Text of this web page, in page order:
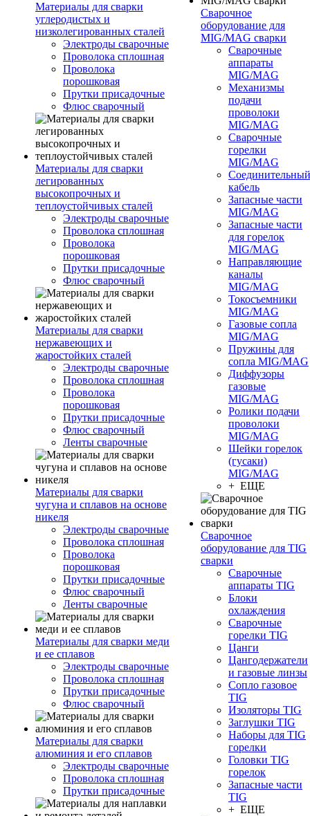
Материалы для сварки
углеродистых и
низколегированных сталей
Электроды сварочные
Проволока сплошная
Проволока
порошковая
Прутки присадочные
Флюс сварочный
Материалы для сварки
легированных
высокопрочных и
теплоустойчивых сталей
Электроды сварочные
Проволока сплошная
Проволока
порошковая
Прутки присадочные
Флюс сварочный
Материалы для сварки
нержавеющих и
жаростойких сталей
Электроды сварочные
Проволока сплошная
Проволока
порошковая
Прутки присадочные
Флюс сварочный
Ленты сварочные
Материалы для сварки
чугуна и сплавов на основе
никеля
Электроды сварочные
Проволока сплошная
Проволока
порошковая
Прутки присадочные
Флюс сварочный
Ленты сварочные
Материалы для сварки меди
и ее сплавов
Электроды сварочные
Проволока сплошная
Прутки присадочные
Флюс сварочный
Материалы для сварки
алюминия и его сплавов
Электроды сварочные
Проволока сплошная
Прутки присадочные
Сварочное
оборудование для
MIG/MAG сварки
Сварочные
аппараты
MIG/MAG
Механизмы
подачи
проволоки
MIG/MAG
Сварочные
горелки
MIG/MAG
Соединительный
кабель
Запасные части
MIG/MAG
Запасные части
для горелок
MIG/MAG
Направляющие
каналы
MIG/MAG
Токосъемники
MIG/MAG
Газовые сопла
MIG/MAG
Пружины для
сопла MIG/MAG
Диффузоры
газовые
MIG/MAG
Ролики подачи
проволоки
MIG/MAG
Шейки горелок
(гусаки)
MIG/MAG
+ ЕЩЕ
Сварочное
оборудование для TIG
сварки
Сварочные
аппараты TIG
Блоки
охлаждения
Сварочные
горелки TIG
Цанги
Цангодержатели
и газовые линзы
Сопло газовое
TIG
Изоляторы TIG
Заглушки TIG
Наборы для TIG
горелки
Головки TIG
горелок
Запасные части
TIG
+ ЕЩЕ